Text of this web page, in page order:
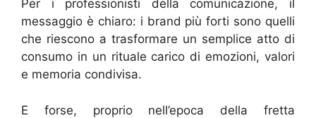
Per i professionisti della comunicazione, il
messaggio è chiaro: i brand più forti sono quelli
che riescono a trasformare un semplice atto di
consumo in un rituale carico di emozioni, valori
e memoria condivisa.
E forse, proprio nell’epoca della fretta